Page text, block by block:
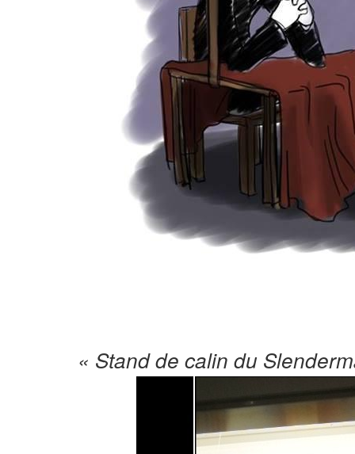
« Stand de calin du